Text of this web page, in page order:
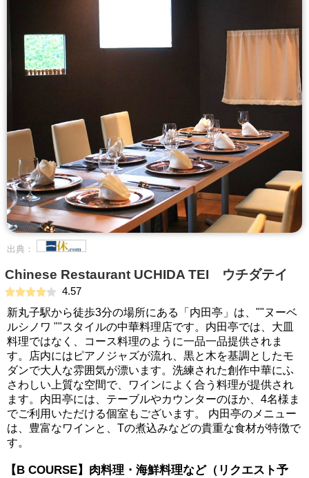
出典：
Chinese Restaurant UCHIDA TEI ウチダテイ
4.57
新丸子駅から徒歩3分の場所にある「内田亭」は、""ヌーベ
ルシノワ ""スタイルの中華料理店です。内田亭では、大皿
料理ではなく、コース料理のように一品一品提供されま
す。店内にはピアノジャズが流れ、黒と木を基調としたモ
ダンで大人な雰囲気が漂います。洗練された創作中華にふ
さわしい上質な空間で、ワインによく合う料理が提供され
ます。内田亭には、テーブルやカウンターのほか、4名様ま
でご利用いただける個室もございます。 内田亭のメニュー
は、豊富なワインと、Tの煮込みなどの貴重な食材が特徴で
す。
【B COURSE】肉料理・海鮮料理など（リクエスト予